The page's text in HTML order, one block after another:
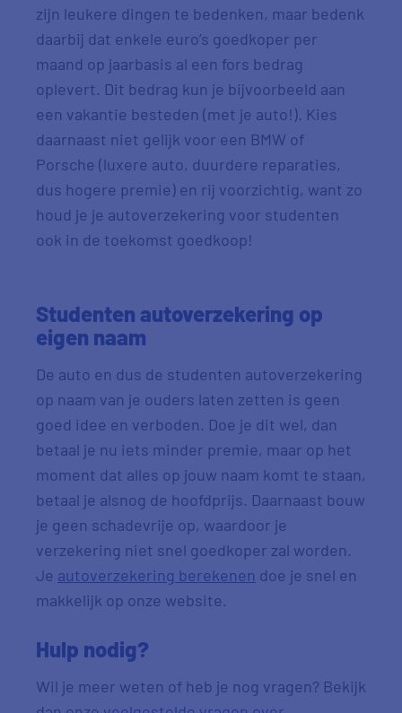
zijn leukere dingen te bedenken, maar bedenk
daarbij dat enkele euro’s goedkoper per
maand op jaarbasis al een fors bedrag
oplevert. Dit bedrag kun je bijvoorbeeld aan
een vakantie besteden (met je auto!). Kies
daarnaast niet gelijk voor een BMW of
Porsche (luxere auto, duurdere reparaties,
dus hogere premie) en rij voorzichtig, want zo
houd je je autoverzekering voor studenten
ook in de toekomst goedkoop!
Studenten autoverzekering op
eigen naam
De auto en dus de studenten autoverzekering
op naam van je ouders laten zetten is geen
goed idee en verboden. Doe je dit wel, dan
betaal je nu iets minder premie, maar op het
moment dat alles op jouw naam komt te staan,
betaal je alsnog de hoofdprijs. Daarnaast bouw
je geen schadevrije op, waardoor je
verzekering niet snel goedkoper zal worden.
Je autoverzekering berekenen doe je snel en
makkelijk op onze website.
Hulp nodig?
Wil je meer weten of heb je nog vragen? Bekijk